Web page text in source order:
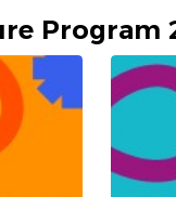
Program